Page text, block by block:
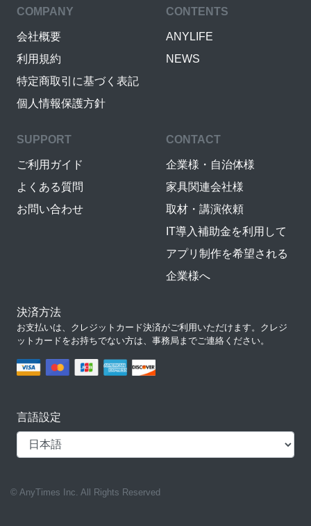
COMPANY
会社概要
利用規約
特定商取引に基づく表記
個人情報保護方針
CONTENTS
ANYLIFE
NEWS
SUPPORT
ご利用ガイド
よくある質問
お問い合わせ
CONTACT
企業様・自治体様
家具関連会社様
取材・講演依頼
IT導入補助金を利用して
アプリ制作を希望される
企業様へ
決済方法
お支払いは、クレジットカード決済がご利用いただけます。クレジ
ットカードをお持ちでない方は、事務局までご連絡ください。
言語設定
© AnyTimes Inc. All Rights Reserved